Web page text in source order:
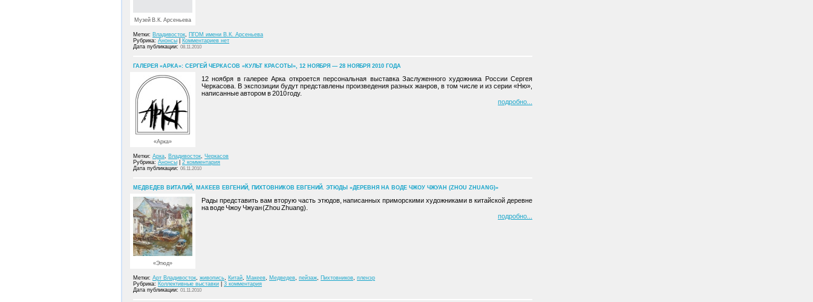
Музей В.К. Арсеньева
Метки: Владивосток, ПГОМ имени В.К. Арсеньева
Рубрика: Анонсы
Комментариев нет
Дата публикации: 08.11.2010
ГАЛЕРЕЯ «АРКА»: СЕРГЕЙ ЧЕРКАСОВ «КУЛЬТ КРАСОТЫ», 12 НОЯБРЯ — 28 НОЯБРЯ 2010 ГОДА
«Арка»
12 ноября в галерее Арка откроется персональная выставка Заслуженного художника России Сергея
Черкасова. В экспозиции будут представлены произведения разных жанров, в том числе и из серии «Ню»,
написанные автором в 2010 году.
подробно
Метки: Арка, Владивосток, Черкасов
Рубрика: Анонсы
2 комментария
Дата публикации: 06.11.2010
МЕДВЕДЕВ ВИТАЛИЙ, МАКЕЕВ ЕВГЕНИЙ, ПИХТОВНИКОВ ЕВГЕНИЙ. ЭТЮДЫ «ДЕРЕВНЯ НА ВОДЕ ЧЖОУ ЧЖУАН (ZHOU ZHUANG)»
«Этюд»
Рады представить вам вторую часть этюдов, написанных приморскими художниками в китайской деревне
на воде Чжоу Чжуан (Zhou Zhuang).
подробно
Метки: Арт Владивосток, живопись, Китай, Макеев, Медведев, пейзаж, Пихтовников, пленэр
Рубрика: Коллективные выставки
3 комментария
Дата публикации: 01.11.2010